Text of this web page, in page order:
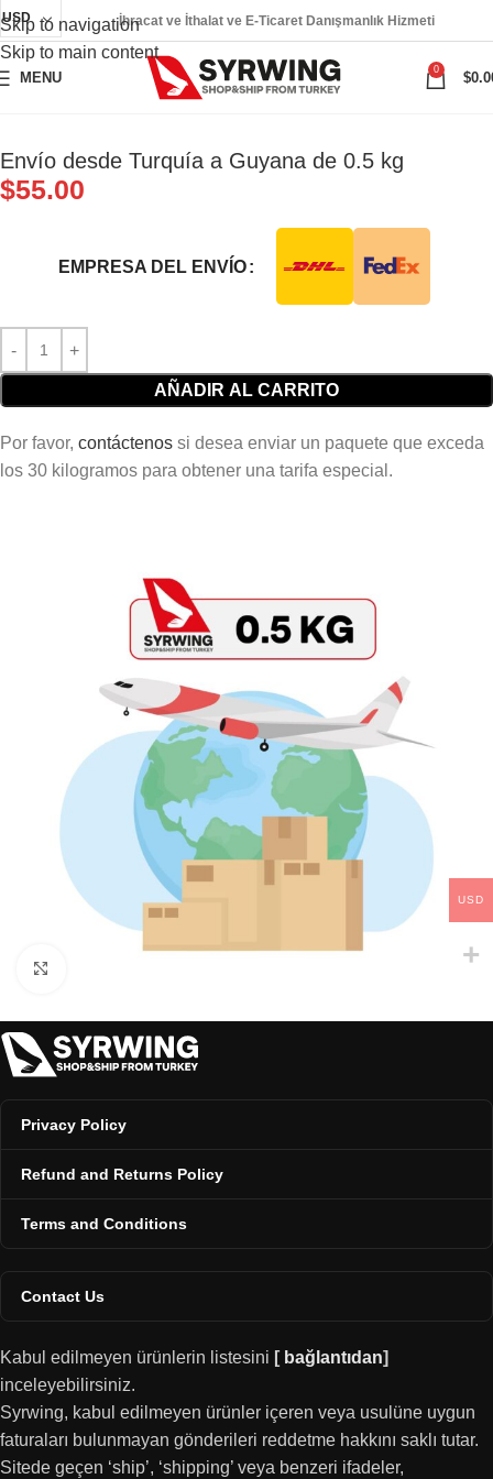
Skip to navigation
Skip to main content
USD İhracat ve İthalat ve E-Ticaret Danışmanlık Hizmeti
MENU
0
$
Envío desde Turquía a Guyana de 0.5 kg
$55.00
EMPRESA DEL ENVÍO
AÑADIR AL CARRITO
Por favor, contáctenos si desea enviar un paquete que exceda
los 30 kilogramos para obtener una tarifa especial.
Privacy Policy
Refund and Returns Policy
Terms and Conditions
Contact Us
Kabul edilmeyen ürünlerin listesini [ bağlantıdan]
inceleyebilirsiniz.
Syrwing, kabul edilmeyen ürünler içeren veya usulüne uygun
faturaları bulunmayan gönderileri reddetme hakkını saklı tutar.
Sitede geçen ‘ship’, ‘shipping’ veya benzeri ifadeler,
USD